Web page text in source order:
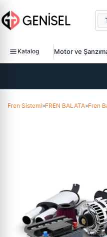
Katalog Motor ve
Fren Sistemi»FREN BALATA»Fren